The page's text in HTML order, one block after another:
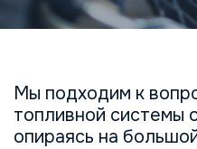
Мы подходим к
топливной системы
опираясь на